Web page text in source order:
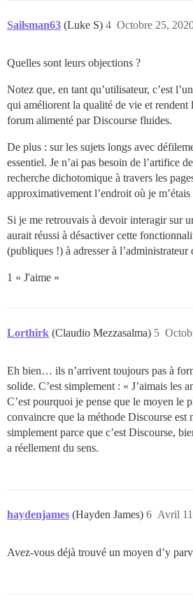
Sailsman63 (Luke S) Octobre 25,
4
Quelles sont leurs objections ?
Notez que, en tant qu’utilisateur, c’est
qui améliorent la qualité de vie et rendent
forum alimenté par Discourse fluides.
De plus : sur les sujets longs avec
essentiel. Je n’ai pas besoin de l’artifice
recherche dichotomique à travers les
approximativement l’endroit où je m’étais
Si je me retrouvais à devoir interagir sur
aurait réussi à désactiver cette
(publiques !) à adresser à l’administrateur
1 « J'aime »
Lorthirk (Claudio Mezzasalma) 5
Eh bien… ils n’arrivent toujours pas à
solide. C’est simplement : « J’aimais les
C’est pourquoi je pense que le moyen le
convaincre que la méthode Discourse est
simplement parce que c’est Discourse,
a réellement du sens.
haydenjames (Hayden James) Avril
6
Avez-vous déjà trouvé un moyen d’y